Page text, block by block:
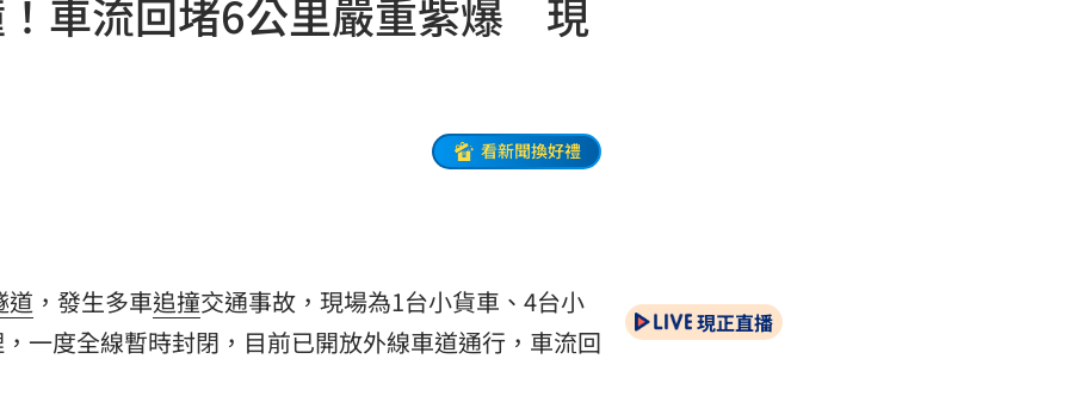
11:48
11:27
11:20
車流回堵6公里嚴重紫爆 現
看新聞換好禮
道 ，發生多車追撞交通事故，現場為1台小貨車、4台小
一度全線暫時封閉，目前已開放外線車道通行，車流回
現正直播